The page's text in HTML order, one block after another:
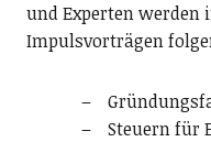
und Experten werden
Impulsvorträgen
Steuern für